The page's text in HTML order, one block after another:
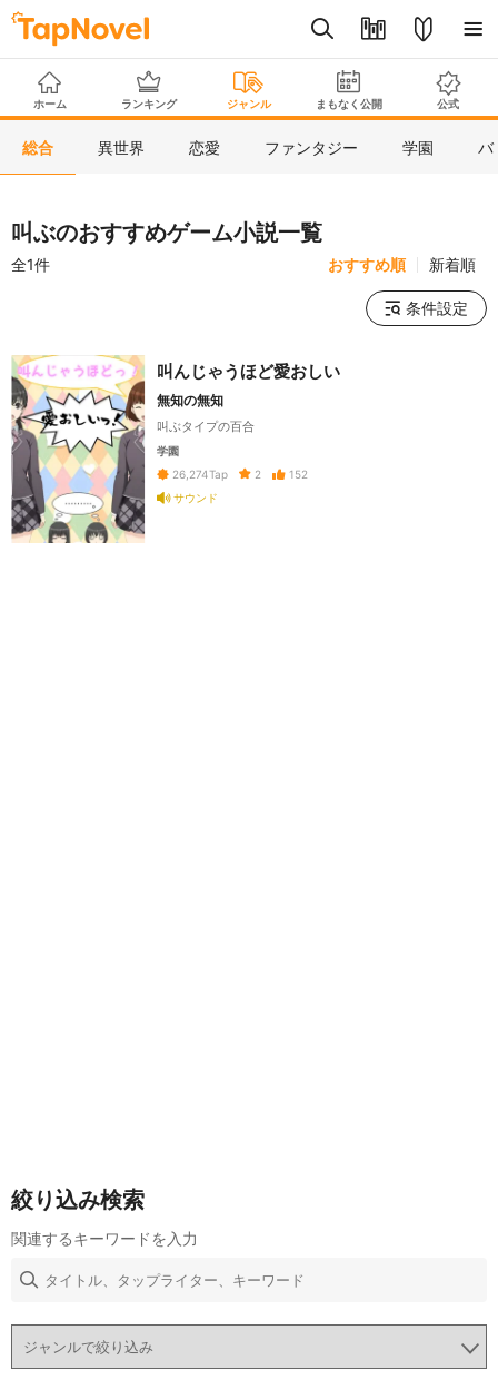
ホーム ランキング ジャンル まもなく公開 公式
総合 異世界 恋愛 ファンタジー 学園 バ
叫ぶのおすすめゲーム小説一覧
全1件 おすすめ順 新着順
条件設定
叫んじゃうほど愛おしい
無知の無知
叫ぶタイプの百合
学園
26,274Tap 2
152
サウンド
絞り込み検索
関連するキーワードを入力